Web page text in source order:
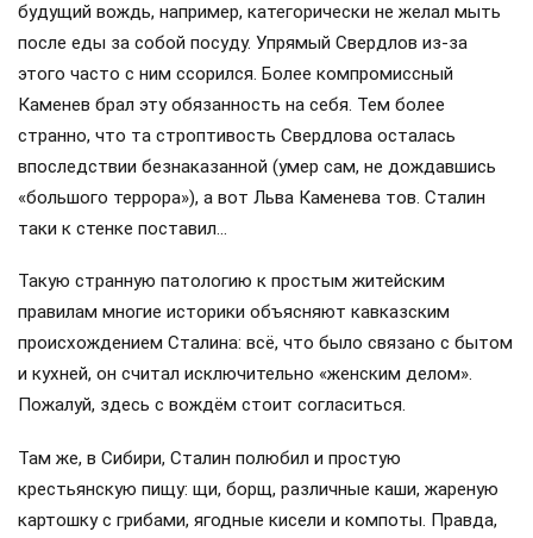
будущий вождь, например, категорически не желал мыть
после еды за собой посуду. Упрямый Свердлов из-за
этого часто с ним ссорился. Более компромиссный
Каменев брал эту обязанность на себя. Тем более
странно, что та строптивость Свердлова осталась
впоследствии безнаказанной (умер сам, не дождавшись
«большого террора»), а вот Льва Каменева тов. Сталин
таки к стенке поставил…
Такую странную патологию к простым житейским
правилам многие историки объясняют кавказским
происхождением Сталина: всё, что было связано с бытом
и кухней, он считал исключительно «женским делом».
Пожалуй, здесь с вождём стоит согласиться.
Там же, в Сибири, Сталин полюбил и простую
крестьянскую пищу: щи, борщ, различные каши, жареную
картошку с грибами, ягодные кисели и компоты. Правда,